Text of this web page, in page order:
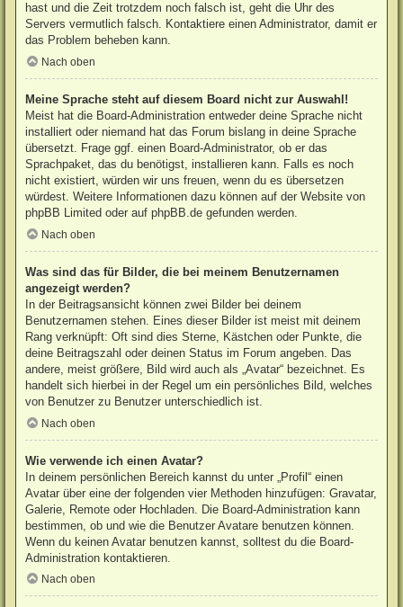
hast und die Zeit trotzdem noch falsch ist, geht die Uhr des
Servers vermutlich falsch. Kontaktiere einen Administrator, damit er
das Problem beheben kann.
Nach oben
Meine Sprache steht auf diesem Board nicht zur Auswahl!
Meist hat die Board-Administration entweder deine Sprache nicht
installiert oder niemand hat das Forum bislang in deine Sprache
übersetzt. Frage ggf. einen Board-Administrator, ob er das
Sprachpaket, das du benötigst, installieren kann. Falls es noch
nicht existiert, würden wir uns freuen, wenn du es übersetzen
würdest. Weitere Informationen dazu können auf der Website von
phpBB Limited oder aufphpBB.de gefunden werden.
Nach oben
Was sind das für Bilder, die bei meinem Benutzernamen
angezeigt werden?
In der Beitragsansicht können zwei Bilder bei deinem
Benutzernamen stehen. Eines dieser Bilder ist meist mit deinem
Rang verknüpft: Oft sind dies Sterne, Kästchen oder Punkte, die
deine Beitragszahl oder deinen Status im Forum angeben. Das
andere, meist größere, Bild wird auch als „Avatar“ bezeichnet. Es
handelt sich hierbei in der Regel um ein persönliches Bild, welches
von Benutzer zu Benutzer unterschiedlich ist.
Nach oben
Wie verwende ich einen Avatar?
In deinem persönlichen Bereich kannst du unter „Profil“ einen
Avatar über eine der folgenden vier Methoden hinzufügen: Gravatar,
Galerie, Remote oder Hochladen. Die Board-Administration kann
bestimmen, ob und wie die Benutzer Avatare benutzen können.
Wenn du keinen Avatar benutzen kannst, solltest du die Board-
Administration kontaktieren.
Nach oben